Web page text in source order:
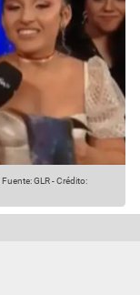
Fuente: GLR-Crédito: